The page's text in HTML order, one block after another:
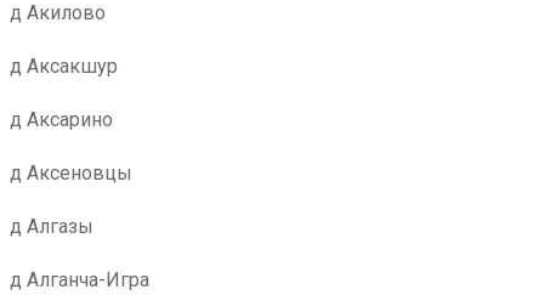
д Акилово
д Аксакшур
д Аксарино
д Аксеновцы
д Алгазы
д Алганча-Игра